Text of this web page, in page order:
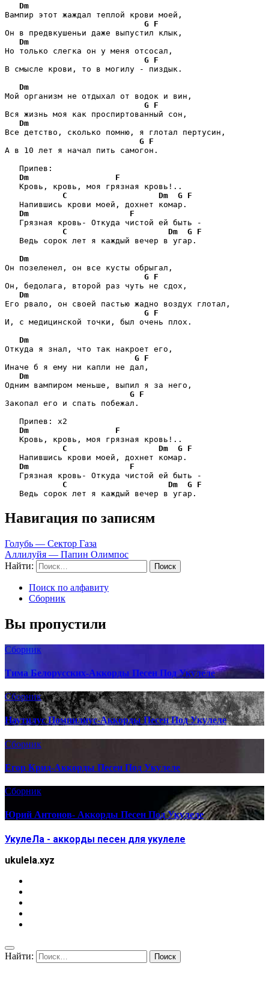
Dm
Вампир этот жаждал теплой крови моей,
G F
Он в предвкушеньи даже выпустил клык,
Dm
Но только слегка он у меня отсосал,
G F
В смысле крови, то в могилу - пиздык.
Dm
Мой организм не отдыхал от водок и вин,
G F
Вся жизнь моя как проспиртованный сон,
Dm
Все детство, сколько помню, я глотал пертусин,
G F
А в 10 лет я начал пить самогон.
   Припев:
Dm
F
   Кровь, кровь, моя грязная кровь!..
C
Dm G F
   Напившись крови моей, дохнет комар.
Dm
F
   Грязная кровь- Откуда чистой ей быть -
C
Dm G F
   Ведь сорок лет я каждый вечер в угар.
Dm
Он позеленел, он все кусты обрыгал,
G F
Он, бедолага, второй раз чуть не сдох,
Dm
Его рвало, он своей пастью жадно воздух глотал,
G F
И, с медицинской точки, был очень плох.
Dm
Откуда я знал, что так накроет его,
G F
Иначе б я ему ни капли не дал,
Dm
Одним вампиром меньше, выпил я за него,
G F
Закопал его и спать побежал.
   Припев: x2
Dm
F
   Кровь, кровь, моя грязная кровь!..
C
Dm G F
   Напившись крови моей, дохнет комар.
Dm
F
   Грязная кровь- Откуда чистой ей быть -
C
Dm G F
   Ведь сорок лет я каждый вечер в угар.
Навигация по записям
Голубь — Сектор Газа
Аллилуйя — Папин Олимпос
Найти:
Поиск по алфавиту
Сборник
Вы пропустили
Сборник
Тима Белорусских-Аккорды Песен Под Укулеле
Сборник
Наутилус Помпилиус-Аккорды Песен Под Укулеле
Сборник
Егор Крид-Аккорды Песен Под Укулеле
Сборник
Юрий Антонов- Аккорды Песен Под Укулеле
УкулеЛа - аккорды песен для укулеле
ukulela.xyz
Найти: